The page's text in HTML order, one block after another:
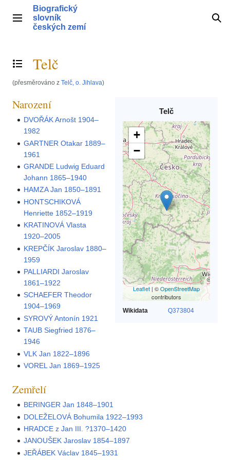
obsahHlavní menu
Biografický
slovník
českých zemí
Přepnout obsah
Telč
(přesměrováno z Telč, o. Jihlava)
Telč
+
−
Leaflet | ©OpenStreetMap
contributors
Wikidata Q373804
Narození
DVOŘÁK Arnošt 1904–
1982
GARTNER Otakar 1889–
1961
GRANDE Ludwig Eduard
Johann 1865–1940
HAMZA Jan 1850–1891
HONTSCHIKOVÁ
Henriette 1852–1919
KRATINOVÁ Vlasta
1920–2005
KREPČÍK Jaroslav 1880–
1959
PALLIARDI Jaroslav
1861–1922
SCHAEFER Theodor
1904–1969
SYROVÝ Antonín 1921
TAUB Siegfried 1876–
1946
VLK Jan 1822–1896
VOREL Jan 1869–1925
Zemřelí
BERINGER Jan 1848–1901
DOLEŽELOVÁ Bohumila 1922–1993
HRADCE z Jan III. ?1370–1420
JANOUŠEK Jaroslav 1854–1897
JEŘÁBEK Václav 1845–1931